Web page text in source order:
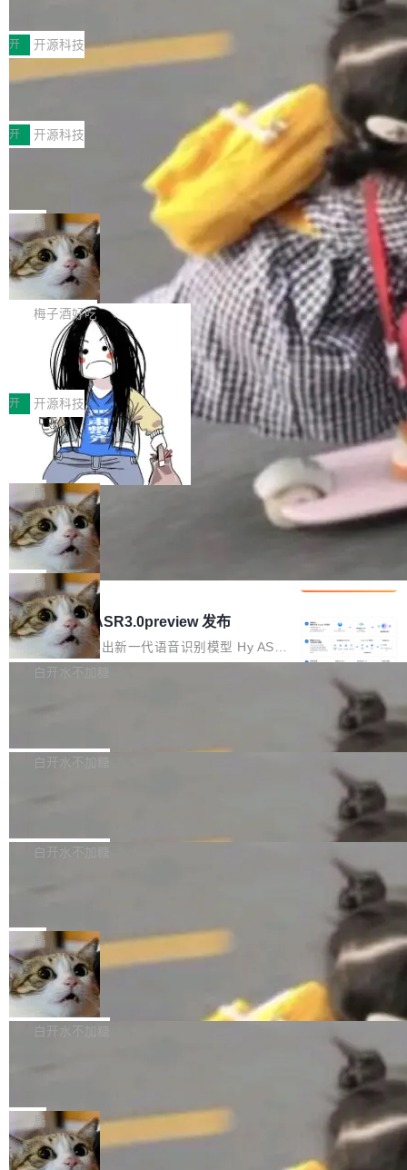
MPComm将作为一种传输引擎接入Mooncake T
ENT，实现零拷贝传输性能提升30%、非零拷贝
传输性能最高提升5倍。UCL-MPComm底层基
于自研UCL-Engine通信引擎，后续腾讯网平将
持续开源更多基于UCL-Engine的高性能通信组
件。 腾讯网平团队在UCL-MPComm中实现了一
个独立于业务线程的全局通信引擎（Engine），
型案例入选名单》，深信服“面向企业研发场景的
开源 AI 编程平台 CoStrict 应用”凭借卓越的技术
创新与落地成效成功入选。 全链路私有化部署，
助力企业AI研发安全落地 当前，越来越多企业已
经开始引入 AI Coding 工具，通过调用公有云模
型或企业内部部署模型提升研发效率。但随着 AI
Coding 从个人辅助工具逐步走向团队级、组织
级应用，企业在规模化落地过程中，对安全性、
可控性和代码质量提出了更高要求。 首先是数据
安全与合规要求。对于大多数普通研发场景，公
有云模型能够满足快速试用和效率提升的需求。
但对于金融、能源、医疗等对数据安全要求较...
开 开源科技
深信服AI算力网关入选工信部人工智能
前不久，工业和信息化部正式发布《2025年人工
智能应用典型案例名单》，集中展示人工智能在
各领域的应用成果，覆盖技术底座、行业赋能、
产品应用、支撑保障、专题等五大方向。深信服
AI算力网关（AI创新平台）成功入选！ 随着各行
各业的Agent走向规模化建设，算力构成形态逐
渐丰富，用户关注的重点也在发生变化：不只是
让AI用起来，还要进一步看清混合算力时代下，
Token花在哪里、算力是否被充分利用，以及持
续增长的AI成本该如何优化。 深信服AI算力网关
正是围绕这些实际问题，从Token治理和成本治
理两个方面，让用户的每一份算力都看得清、管
得住、用得稳、省得下、更安全！ 一、从现在开
始，Token使用一目...
开 开源科技
Jeff Dean 离开 Google：一个时代的结
束，一个实验室的开始
Google 员工编号 20。MapReduce 作者之一。
Bigtable 作者之一。TensorFlow 的作者之一。
Gemini 的架构师。Google 首席科学家。 Jeff D
ean 在 Google 工作了 27 年后，宣布离职。 他
不是一个人走。一同离开的还有 Sanjay Ghema
wat（Google 员工编号 23，Jeff Dean 二十多
年的编程搭档，MapReduce 和 Bigtable 的共同
作者）、Quoc Le（Google 大脑核心成员，Se
q2Seq 和 DocAI 的共同发明人）以及 Oriol Vin
yals（Gemini 联合负责人，AlphaSta...
局
🔥 SolonCode v2026.8.4 发布：界面
字体可调、22 种语言、记忆搜索增强
打开终端就能上岗的全中文编码智能体，这一轮
把「看得清、用母语、记得住」三件事一次补
齐。 SolonCode 是什么 SolonCode 是杭州无
耳科技研发的企业级终端编码智能体——一位全
中文驱动的数字员工，自主理解需求、规划步
骤、编写代码。不挑模型、不挑平台，curl 一行
装完即用。 开源地址：Gitee · GitCode · GitHu
b 安装 支持 Java 8+（8~26）、macOS / Linu
x / Windows / Harmony PC。 # macOS / Linu
x / Harmony PC curl -fsSL https://solon.noea
r.org/solon...
梅子酒好吃
让“代码语义理解”深度释放AI Coding
价值潜能：华为云码道（CodeArts）
代码仓技术解析
一、代码仓深度理解技术的作用与价值 在软件工
程实践中，代码仓是企业核心知识资产的主要载
体。企业级代码仓库通常包含数十万乃至数百万
个文件，其规模远超单次模型调用可承载的上下
文窗口。随着项目规模的持续扩张与代码历史的
不断累积，代码仓中的模块关系、接口契约、业
务逻辑等关键信息往往分散于数十乃至数百个文
件之中，形成高度复杂的知识关联网络。传统的
代码检索手段（如关键词匹配、目录遍历）仅能
在语法层面完成文本定位，难以触及代码的语义
内涵与结构关联，导致开发者使用代码智能体在
理解大规模代码仓时面临显著"代码仓理解"瓶
颈。 代码仓深度理解服务（以下简称" CodeBas
e深度理解服务"）是华为云码道（CodeA...
开 开源科技
一条“删库”命令跑 17 小时，算法工程
师删光 89TB 数据只为干私活
最高人民检察院8月4日公布了一起案件：北京一
名90后算法工程师王某，为了给自己接的私活腾
服务器空间，删光了公司AI游戏部门的全部核心
数据。 王某2024年1月入职东城区某科技公司AI
短剧部门，有互联网大厂背景。在公司内部架构
调整期间，部门三次通知全员将数据从A集群迁
移到B集群，王某都回复了"收到"。 他没有迁移
数据。2024年9月3日下午4点，他使用此前登录
的账号密码进入A集群，输入了一条被程序员圈
称为"删库跑路"的命令——最高管理员权限、无
自研的多个文生3D和...
局
Cloudflare 分享推理优化实践：KV ca
che 量化 + 权重压缩，吞吐量提升 4
1%，成本降 30%
Kimi 和 GLM 是当前最强的大模型系列之一，但
它们有一个共同的问题：太吃显存了。月之暗面
的 Kimi K 系列和智谱的 GLM 都是长上下文、M
oE 架构的大模型，好用到让人上瘾，但 GPU 显
存永远不够用。 Cloudflare 的 Workers AI 团队
一直在跑这些模型的推理。他们在官方博客上发
整性保护。效果是：吞吐量提升 41%，每 token
局
腾讯混元 Hy ASR3.0preview 发布
腾讯混元正式推出新一代语音识别模型 Hy ASR
3.0preview。基于最新一代大语言模型 Hy3 的
让语音识别不再只是听清，而是真正听懂。通过
w 不要求标准普通话，方言识别覆盖粤语、吴语
白开水不加糖
新和少量网页兼容性修复版本。 Changes/fixe
容提供的字体时出现的几个问题 为避免音频加
质的最低采样率）的音频格式将被拒绝 修复了 C
SS 圆角虚线样式中可能存在的问题 如果表单中
的图像元素不在同一个子树中，则它们将不再关
联 加...
白开水不加糖
发布的 Release Notes，他利用 AI 工具（如 Co
最强的若干项。对于尚未正式发版的 PG 19，则
通过拉取过去一年内（从 PG 18 Beta1 时间点
至今）的所有 commit，同样交由 AI 分析提炼。
经过人工复核，准确度令人满意。这一方法也为
社区爱好者提供了高效跟踪新版本的思路。
白开水不加糖
维护工作一直与我的日常工作、家务、社交生活
和休闲娱乐竞争时间。" 这是 libexpat 维护者 S
ebastian Pipping 写在博客里的话。8 月 4 日，
他宣布了一个新消息：从 2026 年 8 月 1 日起，
他可以全职维护 libexpat 了，最长 6 个月。发
库之一。你的操作系统、浏览器、无数的基础设
施软件，很可能都在用它。而过去十年，维护它
的人一直在用业余...
局
Firefox 153.0.3 发布
Firefox 153.0.3 现已发布，具体更新内容如
下： New Smart Window 包含多项增强功能：
gi?id=2019042">Bug&nbsp;2019042</a>）</l
i> <li>现在，助手可以直接使用 Exa 的网络搜索
结果回答问题，而无需将问题转交给搜索引擎。
白开水不加糖
的 npm 包。项目的核心论点是：容器不适合 Ag
ent 计算。真正适合的，是 Isolate。 Cloudflare
工程师在这件事上没什么可谦虚的——他们用 W
局
OpenAI 公开邮件和聊天记录回应苹果